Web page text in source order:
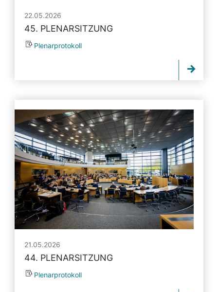
22.05.2026
45. PLENARSITZUNG
Plenarprotokoll
21.05.2026
44. PLENARSITZUNG
Plenarprotokoll